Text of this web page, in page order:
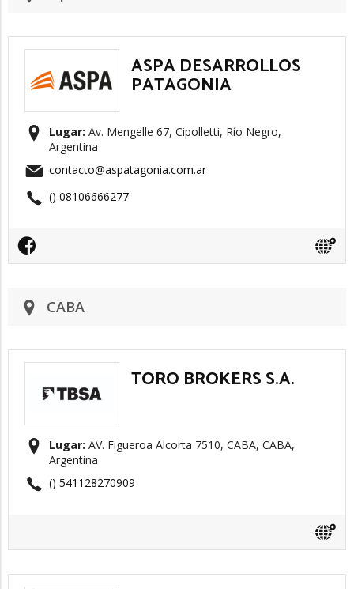
ASPA DESARROLLOS
PATAGONIA
Lugar: Av. Mengelle 67, Cipolletti, Río Negro,
Argentina
contacto@aspatagonia.com.ar
() 08106666277
CABA
TORO BROKERS S.A.
Lugar: AV. Figueroa Alcorta 7510, CABA, CABA,
Argentina
() 541128270909